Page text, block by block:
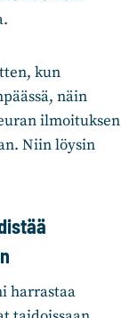
kun
näin
ilmoituksen
Niin löysin
harrastaa